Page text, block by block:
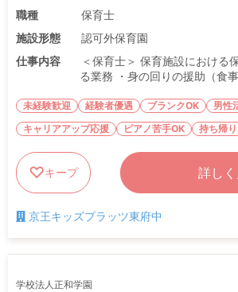
職種
保育士
施設形態
認可外保育園
仕事内容
＜保育士＞ 保育施設における
る業務 ・身の回りの援助（食
未経験歓迎 経験者優遇 ブランクOK 男性
キャリアアップ応援
ピアノ苦手OK 持ち帰
キープ 詳し
京王キッズプラッツ東府中
学校法人正和学園